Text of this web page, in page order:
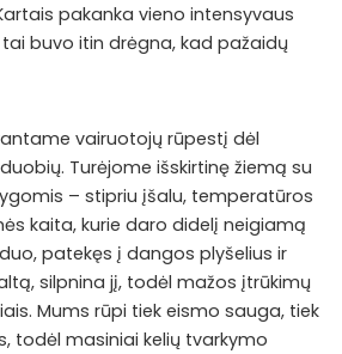
pakanka vieno intensyvaus
buvo itin drėgna, kad pažaidų
vairuotojų rūpestį dėl
Turėjome išskirtinę žiemą su
– stipriu įšalu, temperatūros
kaita, kurie daro didelį neigiamą
patekęs į dangos plyšelius ir
silpnina jį, todėl mažos įtrūkimų
Mums rūpi tiek eismo sauga, tiek
todėl masiniai kelių tvarkymo